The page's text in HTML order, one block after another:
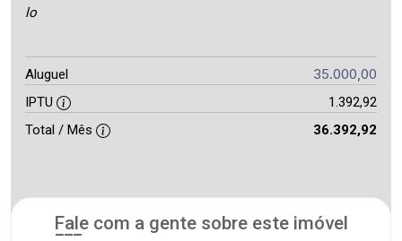
lo
Aluguel 35.000,00
IPTU
1.392,92
Total / Mês
36.392,92
Fale com a gente sobre este imóvel